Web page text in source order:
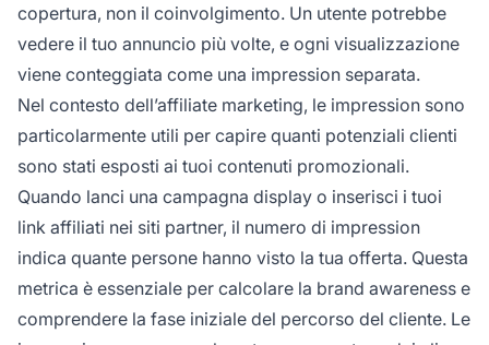
copertura, non il coinvolgimento. Un utente potrebbe
vedere il tuo annuncio più volte, e ogni visualizzazione
viene conteggiata come una impression separata.
Nel contesto dell’affiliate marketing, le impression sono
particolarmente utili per capire quanti potenziali clienti
sono stati esposti ai tuoi contenuti promozionali.
Quando lanci una campagna display o inserisci i tuoi
link affiliati nei siti partner, il numero di impression
indica quante persone hanno visto la tua offerta. Questa
metrica è essenziale per calcolare la brand awareness e
comprendere la fase iniziale del percorso del cliente. Le